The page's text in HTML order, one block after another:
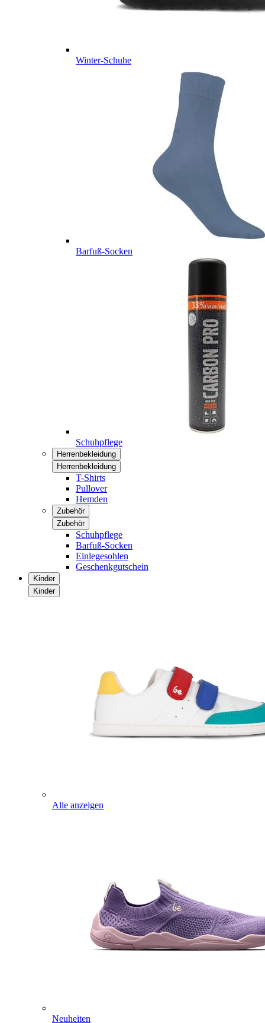
Winter-Schuhe
Barfuß-Socken
Schuhpflege
Herrenbekleidung
Herrenbekleidung
T-Shirts
Pullover
Hemden
Zubehör
Zubehör
Schuhpflege
Barfuß-Socken
Einlegesohlen
Geschenkgutschein
Kinder
Kinder
Alle anzeigen
Neuheiten